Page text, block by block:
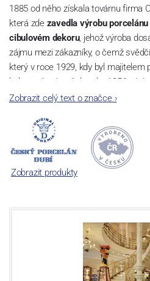
1885 od něho získala továrnu firma
která zdezavedla výrobu porcelánu
cibulovém dekoru, jehož výroba
zájmu mezi zákazníky, o čemž
který v roce 1929, kdy byl majitelem
byl označován až do roku 1956
rámečku.
Dnes, kdy čtete tento úvod, nese
počet jeho dílů v cibulovém
jsou garantovány Asociací
České republiky jako „
Český výrobek
Zobrazit celý text o značce›
Zobrazit produkty